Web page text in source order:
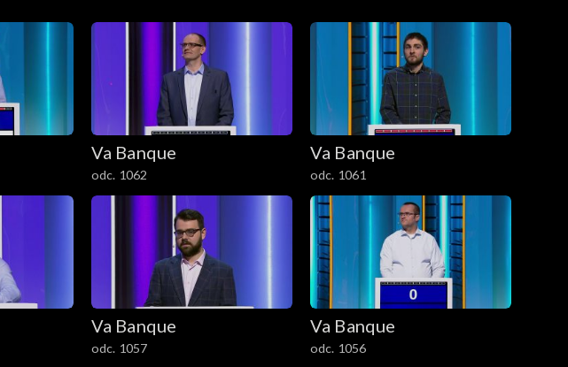
Va Banque
odc. 1062
Va Banque
odc. 1061
Va Banque
odc. 1057
Va Banque
odc. 1056